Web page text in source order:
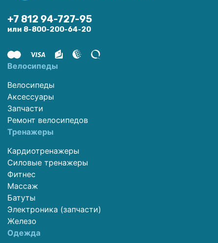
+7 812 94-727-95
или 8-800-200-64-20
Велосипеды
Велосипеды
Аксессуары
Запчасти
Ремонт велосипедов
Тренажеры
Кардиотренажеры
Силовые тренажеры
Фитнес
Массаж
Батуты
Электроника (запчасти)
Железо
Одежда